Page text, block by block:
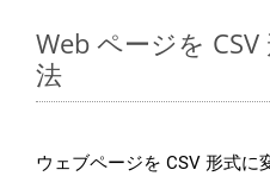
Web ページを
法
ウェブページを CSV 形式に